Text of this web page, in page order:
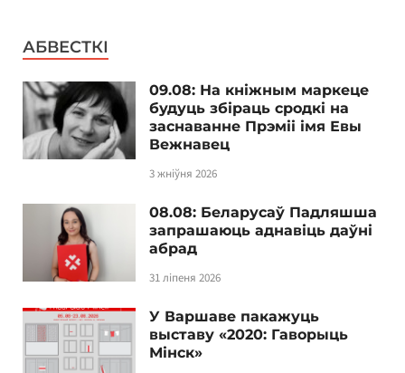
АБВЕСТКІ
09.08: На кніжным маркеце
будуць збіраць сродкі на
заснаванне Прэміі імя Евы
Вежнавец
3 жніўня 2026
08.08: Беларусаў Падляшша
запрашаюць аднавіць даўні
абрад
31 ліпеня 2026
У Варшаве пакажуць
выставу «2020: Гаворыць
Мінск»